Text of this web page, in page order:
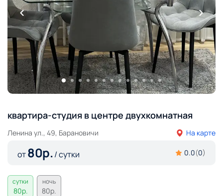
квартира-студия в центре двухкомнатная
Ленина ул., 49, Барановичи На карте
от80р./ сутки 0.0(0)
сутки
80р.
ночь
80р.